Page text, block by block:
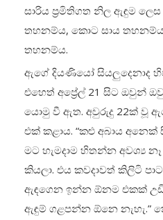
සාරිය ප්‍රමිතිගත නිල ඇඳුම
තහනම්ය, කොට සාය
තහනම්ය.
ඇගේ දියණියෝ සියලුදෙනාද
එහෙත් අප්‍රේල් 21 සිට ඔවුන්
යොමු වී ඇත. අවුරුදු 22ක් වූ
එක් කළාය. “කළු අබාය
මට හැමදාම හිතන්න අවශ්‍ය
කියලා. එය කවදාවත් කිලිටි
ඇඳගෙන ඉන්න ඕනම එකක්
ඇඳුම් ගළපන්න ඕනෙ නැහැ.”